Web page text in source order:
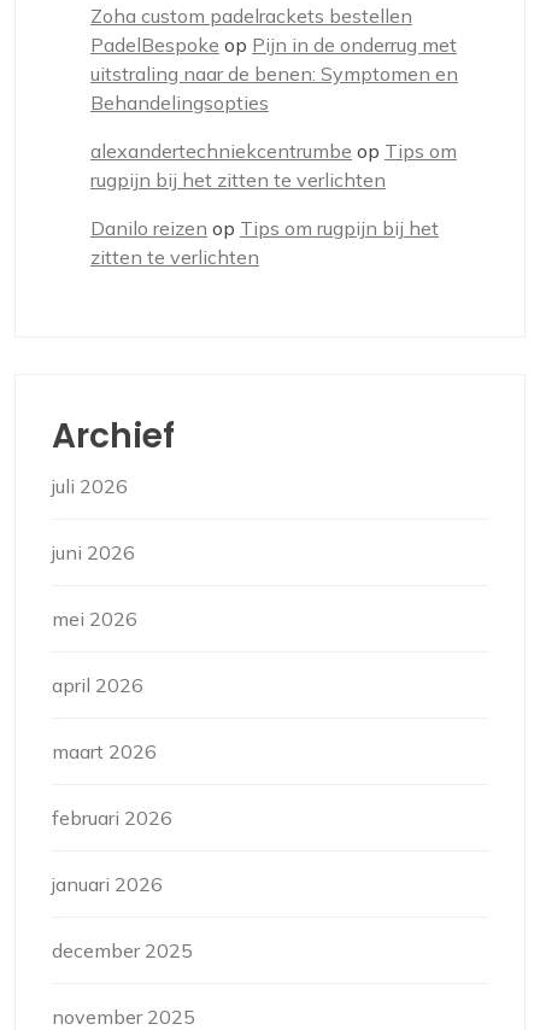
Zoha custom padelrackets bestellen
PadelBespoke op Pijn in de onderrug met
uitstraling naar de benen: Symptomen en
Behandelingsopties
alexandertechniekcentrumbe op Tips om
rugpijn bij het zitten te verlichten
Danilo reizen op Tips om rugpijn bij het
zitten te verlichten
Archief
juli 2026
juni 2026
mei 2026
april 2026
maart 2026
februari 2026
januari 2026
december 2025
november 2025